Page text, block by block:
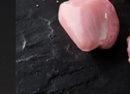
cookies !
Nous utilisons des
fonctionnement de notre
Vous pouvez changer
l’icône présente sur
En autorisant ces services